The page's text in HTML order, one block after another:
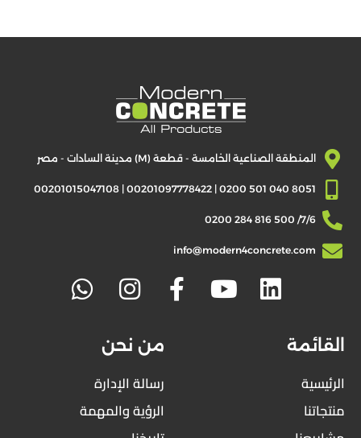
الانترلوك
الخرسانة
بالألياف
الزجاجية
GFRC
قطاع
اﻷلومنيوم
مشاريعنا
البلوك
مباني
صناعية
المنطقة الصناعية الخامسة - قطعة (M) مدينة السادات - مصر
8051 040 501 0200 | 00201097778422 | 00201015047108
7/6/ 500 816 284 0200
info@modern4concrete.com
القائمة
الرئيسية
منتجاتنا
من نحن
رسالة الإدارة
الرؤية والمهمة